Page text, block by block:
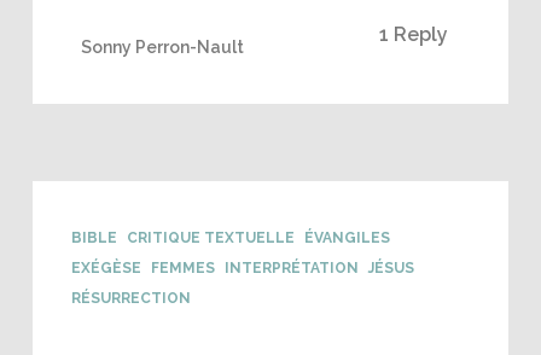
1 Reply
Sonny Perron-Nault
BIBLE CRITIQUE TEXTUELLE
ÉVANGILES
EXÉGÈSE
FEMMES INTERPRÉTATION
JÉSUS
RÉSURRECTION